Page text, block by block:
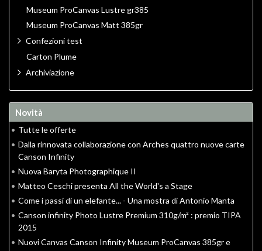
Museum ProCanvas Lustre gr385
Museum ProCanvas Matt 385gr
Confezioni test
Carton Plume
Archiviazione
Novità
• Tutte le offerte
• Dalla rinnovata collaborazione con Arches quattro nuove carte
Canson Infinity
• Nuova Baryta Photographique II
• Matteo Ceschi presenta All the World's a Stage
• Come i passi di un elefante... - Una mostra di Antonio Manta
• Canson infinity Photo Lustre Premium 310g/m² : premio TIPA
2015
• Nuovi Canvas Canson Infinity Museum ProCanvas 385gr e